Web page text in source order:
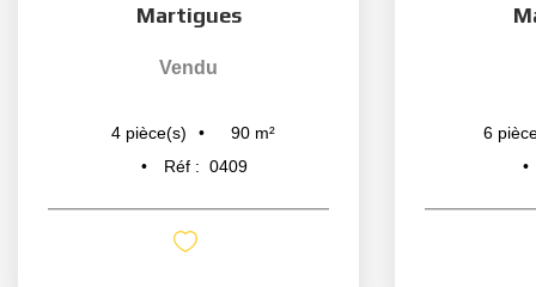
Martigues
Vendu
4 pièce(s) 90 m²
Réf : 0409
6